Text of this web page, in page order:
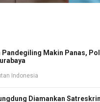
Pandegiling Makin Panas,
Indonesia
Diamankan